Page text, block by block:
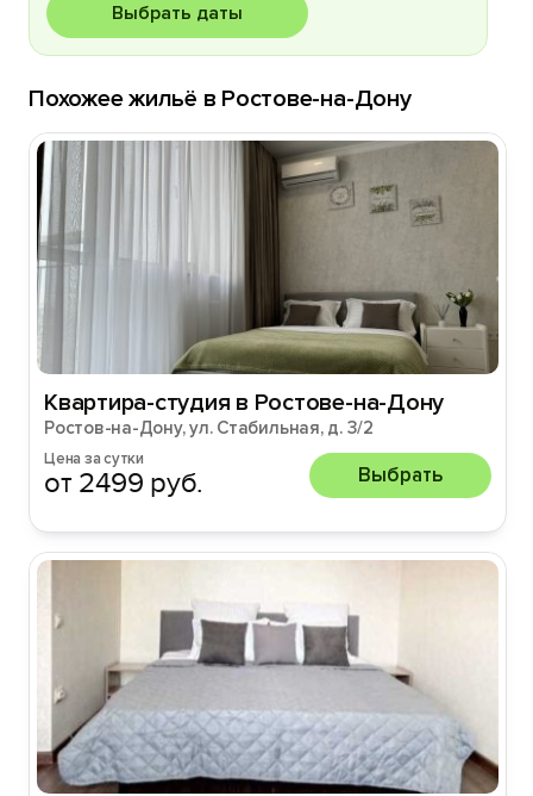
Выбрать даты
Похожее жильё в Ростове-на-Дону
Квартира-студия в Ростове-на-Дону
Ростов-на-Дону, ул. Стабильная, д. 3/2
Цена за сутки
от 2499 руб. Выбрать